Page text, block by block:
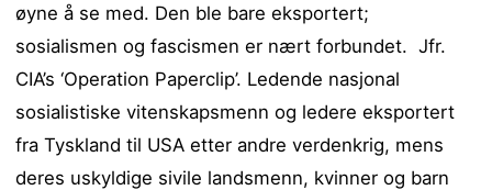
øyne å se med. Den ble bare eksportert;
sosialismen og fascismen er nært forbundet. Jfr.
CIA’s ‘Operation Paperclip’. Ledende nasjonal
sosialistiske vitenskapsmenn og ledere eksportert
fra Tyskland til USA etter andre verdenkrig, mens
deres uskyldige sivile landsmenn, kvinner og barn